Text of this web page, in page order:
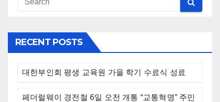
RECENT POSTS
대한부인회 평생 교육원 가을 학기 수료식 성료
페더럴웨이 경전철 6일 오전 개통 “교통혁명” 주민